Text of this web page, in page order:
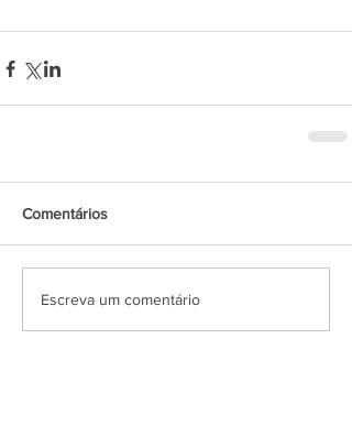
Comentários
Escreva um comentário